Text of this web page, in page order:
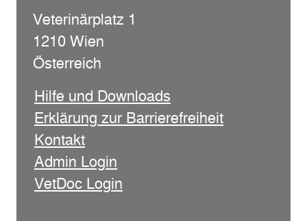
Veterinärplatz 1
1210 Wien
Österreich
Hilfe und Downloads
Erklärung zur Barrierefreiheit
Kontakt
Admin Login
VetDoc Login